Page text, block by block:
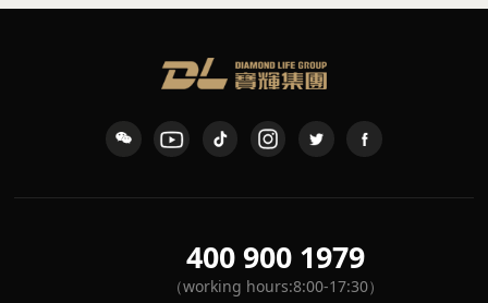
400 900 1979
（working hours:8:00-17:30）